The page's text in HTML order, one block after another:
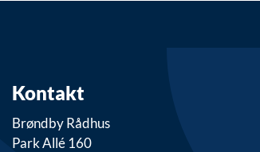
Kontakt
Brøndby Rådhus
Park Allé 160